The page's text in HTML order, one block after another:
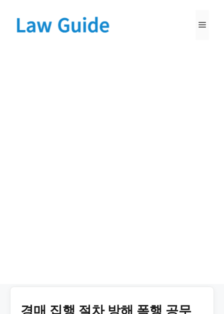
경매 집행 절차 방해 폭행 공무